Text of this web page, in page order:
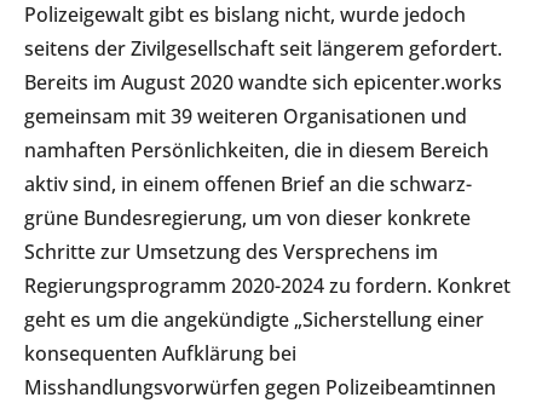
Polizeigewalt gibt es bislang nicht, wurde jedoch
seitens der Zivilgesellschaft seit längerem gefordert.
Bereits im August 2020 wandte sich epicenter.works
gemeinsam mit 39 weiteren Organisationen und
namhaften Persönlichkeiten, die in diesem Bereich
aktiv sind, in einem offenen Brief an die schwarz-
grüne Bundesregierung, um von dieser konkrete
Schritte zur Umsetzung des Versprechens im
Regierungsprogramm 2020-2024 zu fordern. Konkret
geht es um die angekündigte „Sicherstellung einer
konsequenten Aufklärung bei
Misshandlungsvorwürfen gegen Polizeibeamtinnen